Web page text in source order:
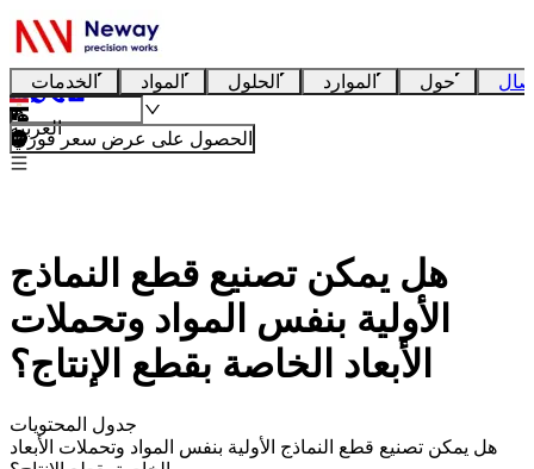
الخدمات المواد الحلول الموارد حول
العربية
الحصول على عرض سعر فوري
هل يمكن تصنيع قطع النماذج
الأولية بنفس المواد وتحملات
الأبعاد الخاصة بقطع الإنتاج؟
جدول المحتويات
هل يمكن تصنيع قطع النماذج الأولية بنفس المواد وتحملات الأبعاد